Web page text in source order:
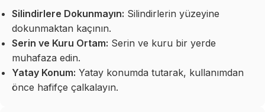
Silindirlere Dokunmayın: Silindirlerin yüzeyine
dokunmaktan kaçının.
Serin ve Kuru Ortam: Serin ve kuru bir yerde
muhafaza edin.
Yatay Konum: Yatay konumda tutarak, kullanımdan
önce hafifçe çalkalayın.